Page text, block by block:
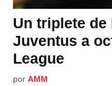
Un triplete de
Juventus a
League
por AMM